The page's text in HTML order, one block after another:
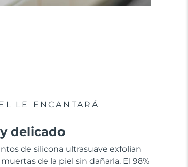
LE ENCANTARÁ
delicado
de silicona ultrasuave exfolian
muertas de la piel sin dañarla. El 98%